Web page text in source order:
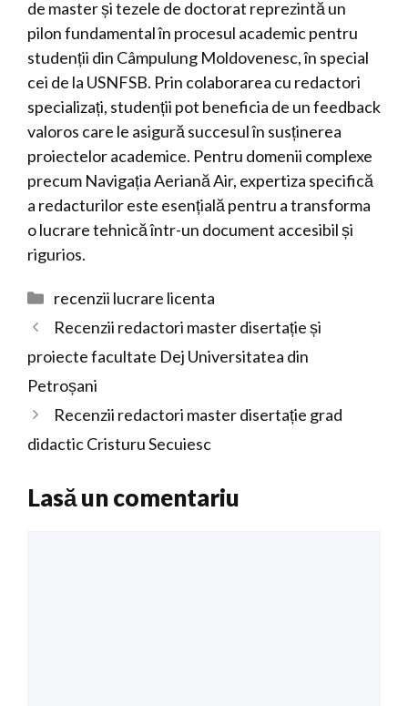
de master și tezele de doctorat reprezintă un
pilon fundamental în procesul academic pentru
studenții din Câmpulung Moldovenesc, în special
cei de la USNFSB. Prin colaborarea cu redactori
specializați, studenții pot beneficia de un feedback
valoros care le asigură succesul în susținerea
proiectelor academice. Pentru domenii complexe
precum Navigația Aeriană Air, expertiza specifică
a redacturilor este esențială pentru a transforma
o lucrare tehnică într-un document accesibil și
rigurios.
Categorii
recenzii lucrare licenta
Recenzii redactori master disertație și
proiecte facultate Dej Universitatea din
Petroșani
Recenzii redactori master disertație grad
didactic Cristuru Secuiesc
Lasă un comentariu